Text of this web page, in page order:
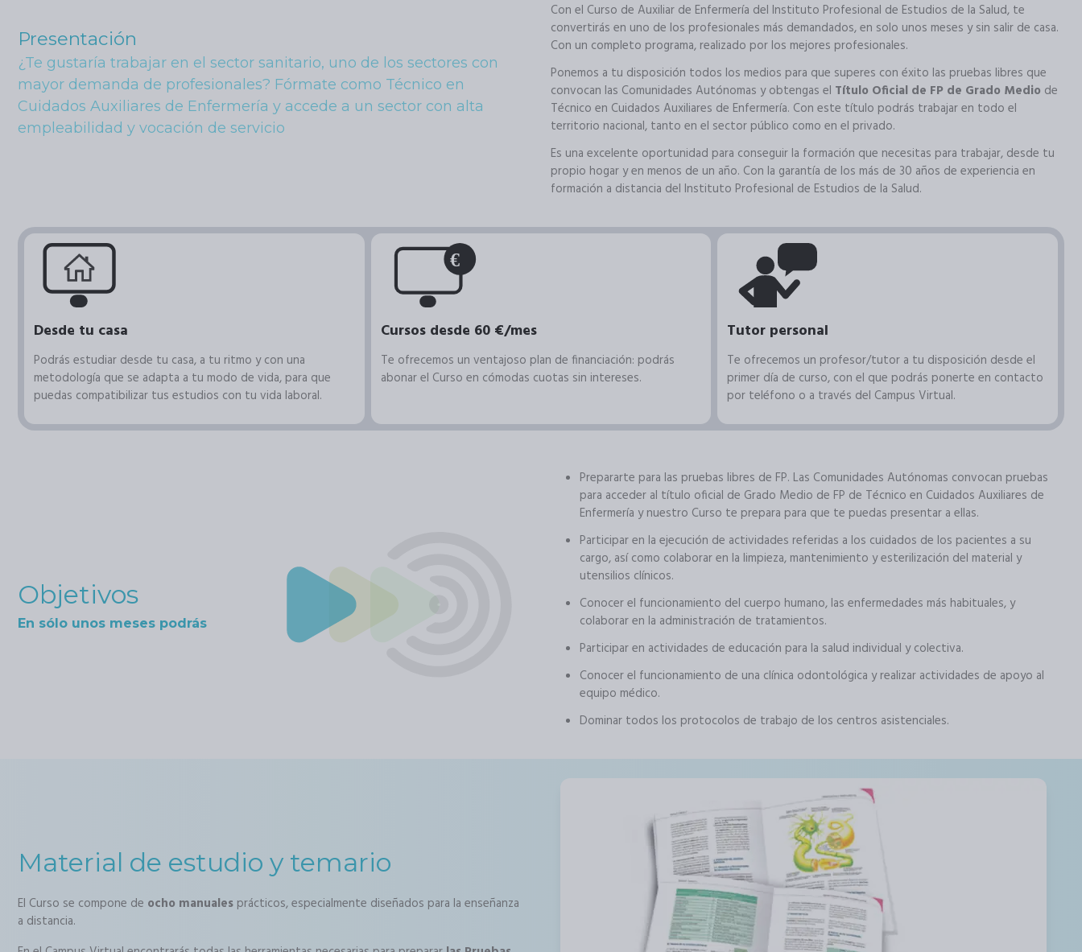
Presentación
¿Te gustaría trabajar en el sector sanitario, uno de los sectores con
mayor demanda de profesionales? Fórmate como Técnico en
Cuidados Auxiliares de Enfermería y accede a un sector con alta
empleabilidad y vocación de servicio
Con el Curso de Auxiliar de Enfermería del Instituto Profesional de Estudios de la Salud, te
convertirás en uno de los profesionales más demandados, en solo unos meses y sin salir de casa.
Con un completo programa, realizado por los mejores profesionales.
Ponemos a tu disposición todos los medios para que superes con éxito las pruebas libres que
convocan las Comunidades Autónomas y obtengas el Título Oficial de FP de Grado Medio de
Técnico en Cuidados Auxiliares de Enfermería. Con este título podrás trabajar en todo el
territorio nacional, tanto en el sector público como en el privado.
Es una excelente oportunidad para conseguir la formación que necesitas para trabajar, desde tu
propio hogar y en menos de un año. Con la garantía de los más de 30 años de experiencia en
formación a distancia del Instituto Profesional de Estudios de la Salud.
Desde tu casa
Podrás estudiar desde tu casa, a tu ritmo y con una
metodología que se adapta a tu modo de vida, para que
puedas compatibilizar tus estudios con tu vida laboral.
Cursos desde 60 €/mes
Te ofrecemos un ventajoso plan de financiación: podrás
abonar el Curso en cómodas cuotas sin intereses.
Tutor personal
Te ofrecemos un profesor/tutor a tu disposición desde el
primer día de curso, con el que podrás ponerte en contacto
por teléfono o a través del Campus Virtual.
Objetivos
En sólo unos meses podrás
Prepararte para las pruebas libres de FP. Las Comunidades Autónomas convocan pruebas
para acceder al título oficial de Grado Medio de FP de Técnico en Cuidados Auxiliares de
Enfermería y nuestro Curso te prepara para que te puedas presentar a ellas.
Participar en la ejecución de actividades referidas a los cuidados de los pacientes a su
cargo, así como colaborar en la limpieza, mantenimiento y esterilización del material y
utensilios clínicos.
Conocer el funcionamiento del cuerpo humano, las enfermedades más habituales, y
colaborar en la administración de tratamientos.
Participar en actividades de educación para la salud individual y colectiva.
Conocer el funcionamiento de una clínica odontológica y realizar actividades de apoyo al
equipo médico.
Dominar todos los protocolos de trabajo de los centros asistenciales.
Material de estudio y temario
El Curso se compone de ocho manuales prácticos, especialmente diseñados para la enseñanza
a distancia.